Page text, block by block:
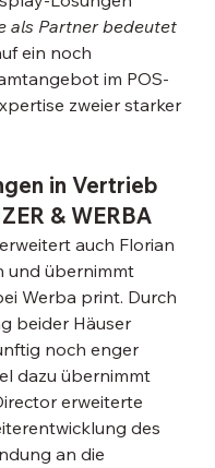
als Partner bedeutet
ein noch
im POS-
zweier starker
in Vertrieb
& WERBA
auch Florian
und übernimmt
Werba print. Durch
beider Häuser
noch enger
dazu übernimmt
erweiterte
des
an die